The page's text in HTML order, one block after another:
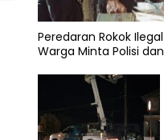
Peredaran Rokok
Warga Minta Polisi